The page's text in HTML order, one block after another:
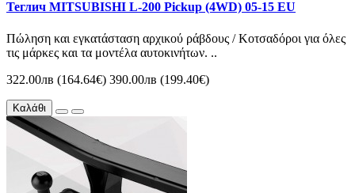
Теглич MITSUBISHI L-200 Pickup (4WD) 05-15 EU
Πώληση και εγκατάσταση αρχικού ράβδους / Κοτσαδόροι για όλες
τις μάρκες και τα μοντέλα αυτοκινήτων. ..
322.00лв (164.64€) 390.00лв (199.40€)
Καλάθι